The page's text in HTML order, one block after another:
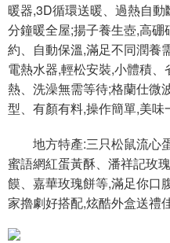
暖器,3D循環送暖、過熱自
分鐘暖全屋;揚子養生壺,高
約、自動保溫,滿足不同潤養
電熱水器,輕松安裝,小體積
熱、洗澡無需等待;格蘭仕微
型、有顏有料,操作簡單,美味
地方特產:三只松鼠流心
蜜語網紅蛋黃酥、潘祥記玫
饃、嘉華玫瑰餅等,滿足你口
家擼劇好搭配,炫酷外盒送禮